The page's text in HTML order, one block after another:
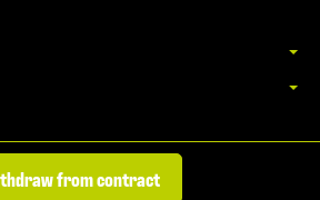
from contract